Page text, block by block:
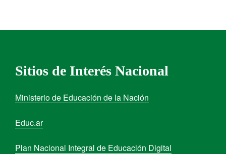
Sitios de Interés Nacional
Ministerio de Educación de la Nación
Educ.ar
Plan Nacional Integral de Educación Digital